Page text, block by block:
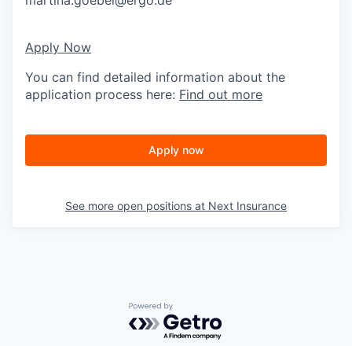
Apply Now
You can find detailed information about the
application process here: Find out more
Apply now
See more open positions at Next Insurance
Powered by Getro.com